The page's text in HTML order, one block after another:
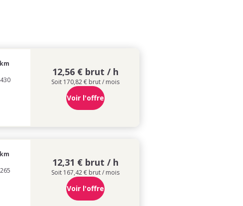
12,56 € brut / h
Soit 170,82 € brut / mois
Voir l'offre
12,31 € brut / h
Soit 167,42 € brut / mois
Voir l'offre